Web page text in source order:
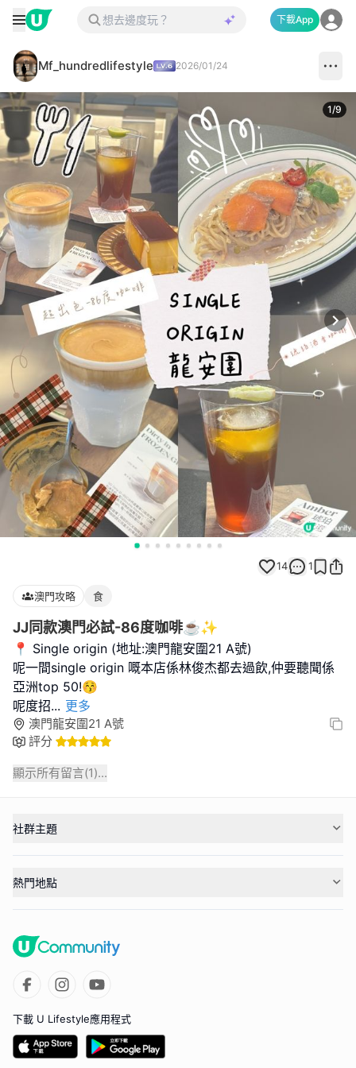
下載App
Mf_hundredlifestyle 2026/01/24
1/9
14 1
澳門攻略 食
JJ同款澳門必試-86度咖啡☕️✨
📍 Single origin (地址:澳門龍安圍21 A號)
呢一間single origin 嘅本店係林俊杰都去過飲,仲要聽聞係
亞洲top 50!😚
呢度招... 更多
澳門龍安圍21 A號
評分
顯示所有留言(1)...
社群主題
熱門地點
下載 U Lifestyle應用程式